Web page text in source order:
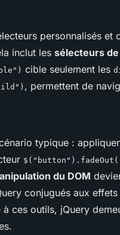
personnalisés et
inclut les sélecteurs
cible seulement les
, permettent de
typique :
du DOM
conjugués aux
à ces outils, jQuery